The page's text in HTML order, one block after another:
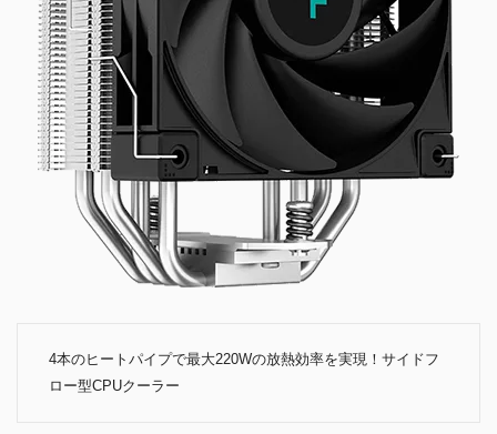
4本のヒートパイプで最大220Wの放熱効率を実現！サイドフ
ロー型CPUクーラー